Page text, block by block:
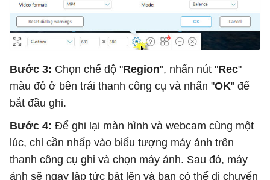
Bước 3: Chọn chế độ "Region", nhấn nút "Rec"
màu đỏ ở bên trái thanh công cụ và nhấn "OK" để
bắt đầu ghi.
Bước 4: Để ghi lại màn hình và webcam cùng một
lúc, chỉ cần nhấp vào biểu tượng máy ảnh trên
thanh công cụ ghi và chọn máy ảnh. Sau đó, máy
ảnh sẽ ngay lập tức bật lên và bạn có thể di chuyển